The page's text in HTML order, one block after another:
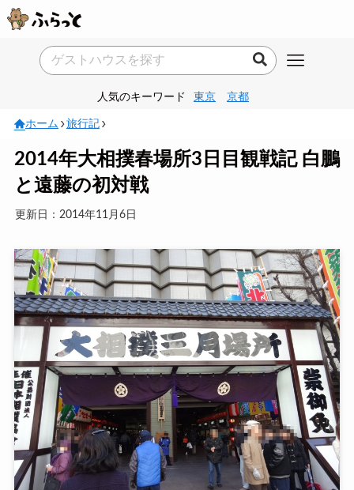
人気のキーワード 東京 京都
ホーム 旅行記
2014年大相撲春場所3日目観戦記 白鵬
と遠藤の初対戦
更新日：2014年11月6日